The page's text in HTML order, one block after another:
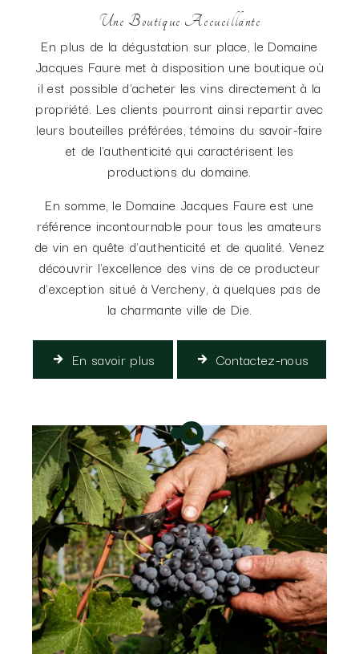
Une Boutique Accueillante
En plus de la dégustation sur place, le Domaine
Jacques Faure met à disposition une boutique où
il est possible d'acheter les vins directement à la
propriété. Les clients pourront ainsi repartir avec
leurs bouteilles préférées, témoins du savoir-faire
et de l'authenticité qui caractérisent les
productions du domaine.
En somme, le Domaine Jacques Faure est une
référence incontournable pour tous les amateurs
de vin en quête d'authenticité et de qualité. Venez
découvrir l'excellence des vins de ce producteur
d'exception situé à Vercheny, à quelques pas de
la charmante ville de Die.
En savoir plus Contactez-nous